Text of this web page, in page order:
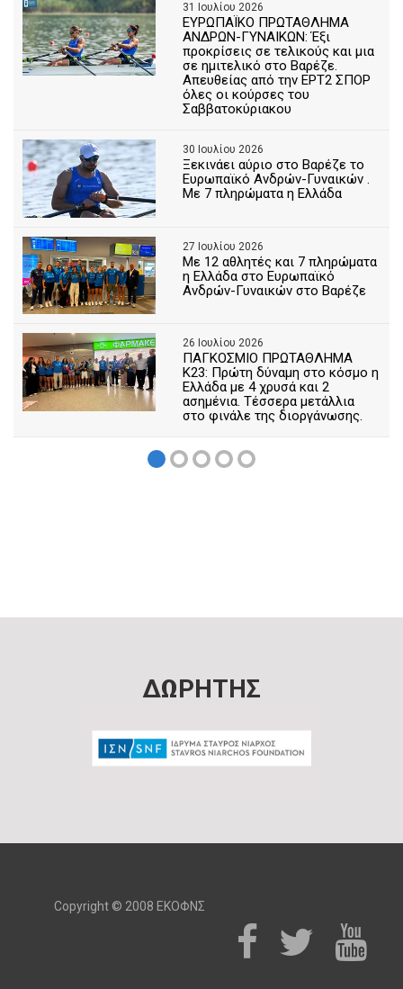
31 Ιουλίου 2026
ΕΥΡΩΠΑΪΚΟ ΠΡΩΤΑΘΛΗΜΑ
ΑΝΔΡΩΝ-ΓΥΝΑΙΚΩΝ: Έξι
προκρίσεις σε τελικούς και μια
σε ημιτελικό στο Βαρέζε.
Απευθείας από την ΕΡΤ2 ΣΠΟΡ
όλες οι κούρσες του
Σαββατοκύριακου
30 Ιουλίου 2026
Ξεκινάει αύριο στο Βαρέζε το
Ευρωπαϊκό Ανδρών-Γυναικών .
Με 7 πληρώματα η Ελλάδα
27 Ιουλίου 2026
Με 12 αθλητές και 7 πληρώματα
η Ελλάδα στο Ευρωπαϊκό
Ανδρών-Γυναικών στο Βαρέζε
26 Ιουλίου 2026
ΠΑΓΚΟΣΜΙΟ ΠΡΩΤΑΘΛΗΜΑ
Κ23: Πρώτη δύναμη στο κόσμο η
Ελλάδα με 4 χρυσά και 2
ασημένια. Τέσσερα μετάλλια
στο φινάλε της διοργάνωσης.
ΔΩΡΗΤΗΣ
Copyright © 2008 ΕΚΟΦΝΣ